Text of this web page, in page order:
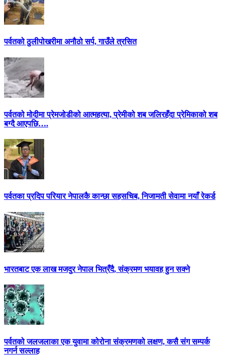
पर्वतको ठुलीपोखरीमा अनौठो सर्प, गाउँले त्रसित
पर्वतको मोदीमा प्रेमजोडीको आत्महत्या, प्रेमीको शब जलिरहँदा प्रेमिकाको शब
बग्दै आएपछि….
पर्वतका प्रदिप परियार नेपालकै कान्छा सहसचिब, निजामती सेवामा नयाँ रेकर्ड
भारतबाट एक लाख मजदुर नेपाल भित्रँदै, संक्रमण भयावह हुन सक्ने
पर्वतको जलजलाका एक युवामा कोरोना संक्रमणको लक्षण, कसै संग सम्पर्क
नगर्न सल्लाह